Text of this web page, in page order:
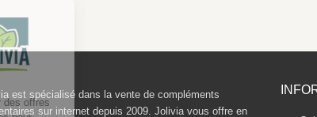
est spécialisé dans la vente de compléments
sur internet depuis 2009. Jolivia vous offre en
diffuser des offres